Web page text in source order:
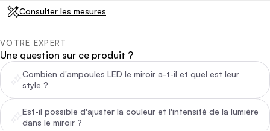
Consulter les mesures
VOTRE EXPERT
Une question sur ce produit ?
Combien d'ampoules LED le miroir a-t-il et quel est leur
style ?
Est-il possible d'ajuster la couleur et l'intensité de la lumière
dans le miroir ?